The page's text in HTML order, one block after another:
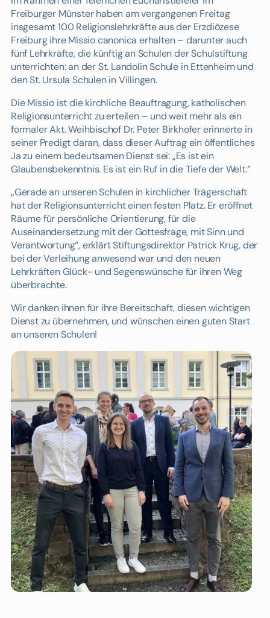
Freiburger Münster haben am vergangenen Freitag
insgesamt 100 Religionslehrkräfte aus der Erzdiözese
Freiburg ihre Missio canonica erhalten – darunter auch
fünf Lehrkräfte, die künftig an Schulen der Schulstiftung
unterrichten: an der St. Landolin Schule in Ettenheim und
den St. Ursula Schulen in Villingen.
Die Missio ist die kirchliche Beauftragung, katholischen
Religionsunterricht zu erteilen – und weit mehr als ein
formaler Akt. Weihbischof Dr. Peter Birkhofer erinnerte in
seiner Predigt daran, dass dieser Auftrag ein öffentliches
Ja zu einem bedeutsamen Dienst sei: „Es ist ein
Glaubensbekenntnis. Es ist ein Ruf in die Tiefe der Welt.“
„Gerade an unseren Schulen in kirchlicher Trägerschaft
hat der Religionsunterricht einen festen Platz. Er eröffnet
Räume für persönliche Orientierung, für die
Auseinandersetzung mit der Gottesfrage, mit Sinn und
Verantwortung“, erklärt Stiftungsdirektor Patrick Krug, der
bei der Verleihung anwesend war und den neuen
Lehrkräften Glück- und Segenswünsche für ihren Weg
überbrachte.
Wir danken ihnen für ihre Bereitschaft, diesen wichtigen
Dienst zu übernehmen, und wünschen einen guten Start
an unseren Schulen!